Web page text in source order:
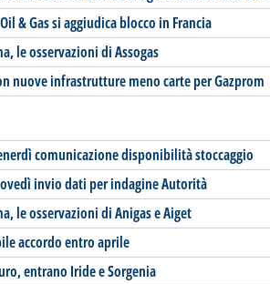
& Gas si aggiudica blocco in Francia
le osservazioni di Assogas
nuove infrastrutture meno carte per Gazprom
comunicazione disponibilità stoccaggio
invio dati per indagine Autorità
le osservazioni di Anigas e Aiget
accordo entro aprile
entrano Iride e Sorgenia